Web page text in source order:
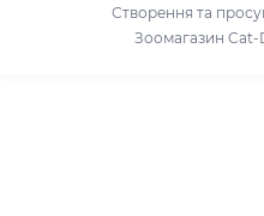
Паштет для собак
Умови використання
Знижки для
Створення та
Зоомагазин